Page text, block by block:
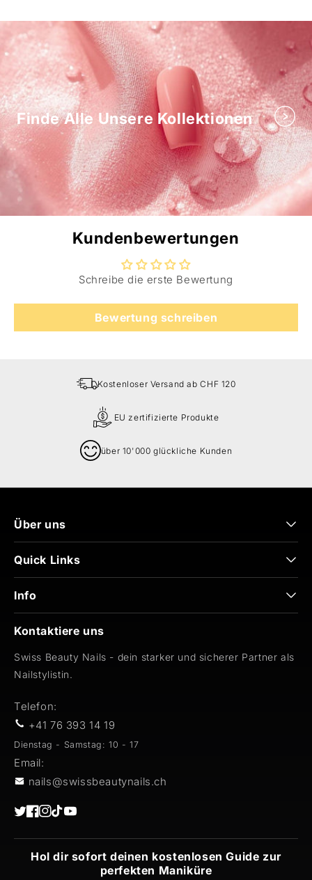
Finde Alle Unsere Kollektionen
Kundenbewertungen
Schreibe die erste Bewertung
Bewertung schreiben
Kostenloser Versand ab CHF 120
EU zertifizierte Produkte
über 10'000 glückliche Kunden
Über uns
Quick Links
Info
Kontaktiere uns
Swiss Beauty Nails - dein starker und sicherer Partner als
Nailstylistin.
Telefon:
+41 76 393 14 19
Dienstag - Samstag: 10 - 17
Email:
nails@swissbeautynails.ch
Twitter
Facebook
Instagram
TikTokYouTube
Hol dir sofort deinen kostenlosen Guide zur
perfekten Maniküre